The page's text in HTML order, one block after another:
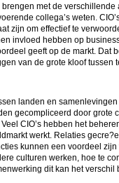
met de
collega’s weten.
zijn om effectief te
invloed hebben op
geeft op de markt. Dat
van de grote kloof tussen
landen en
gecompliceerd door grote
CIO’s hebben het
werkt. Relaties
kunnen een voordeel
culturen werken, hoe te
dit kan het verschil